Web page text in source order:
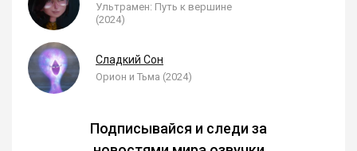
Ультрамен: Путь к вершине
(2024)
Сладкий Сон
Орион и Тьма (2024)
Подписывайся и следи за